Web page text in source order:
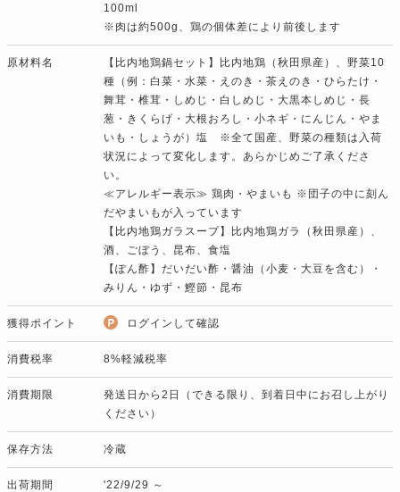
100ml
※肉は約500g、鶏の個体差により前後します
原材料名
【比内地鶏鍋セット】比内地鶏（秋田県産）、野菜10
種（例：白菜・水菜・えのき・茶えのき・ひらたけ・
舞茸・椎茸・しめじ・白しめじ・大黒本しめじ・長
葱・きくらげ・大根おろし・小ネギ・にんじん・やま
いも・しょうが）塩 ※全て国産、野菜の種類は入荷
状況によって変化します。あらかじめご了承くださ
い。
≪アレルギー表示≫ 鶏肉・やまいも ※団子の中に刻ん
だやまいもが入っています
【比内地鶏ガラスープ】比内地鶏ガラ（秋田県産）、
酒、ごぼう、昆布、食塩
【ぽん酢】だいだい酢・醤油（小麦・大豆を含む）・
みりん・ゆず・鰹節・昆布
獲得ポイント ログインして確認
消費税率 8%軽減税率
消費期限
発送日から2日（できる限り、到着日中にお召し上がり
ください）
保存方法 冷蔵
出荷期間 '22/9/29 ～